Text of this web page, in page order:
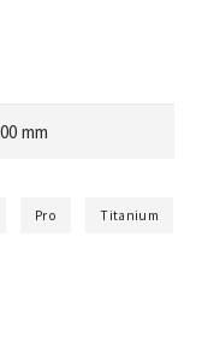
mm
Pro Titanium